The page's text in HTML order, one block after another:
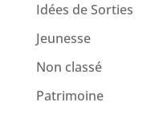
Idées de Sorties
Jeunesse
Non classé
Patrimoine